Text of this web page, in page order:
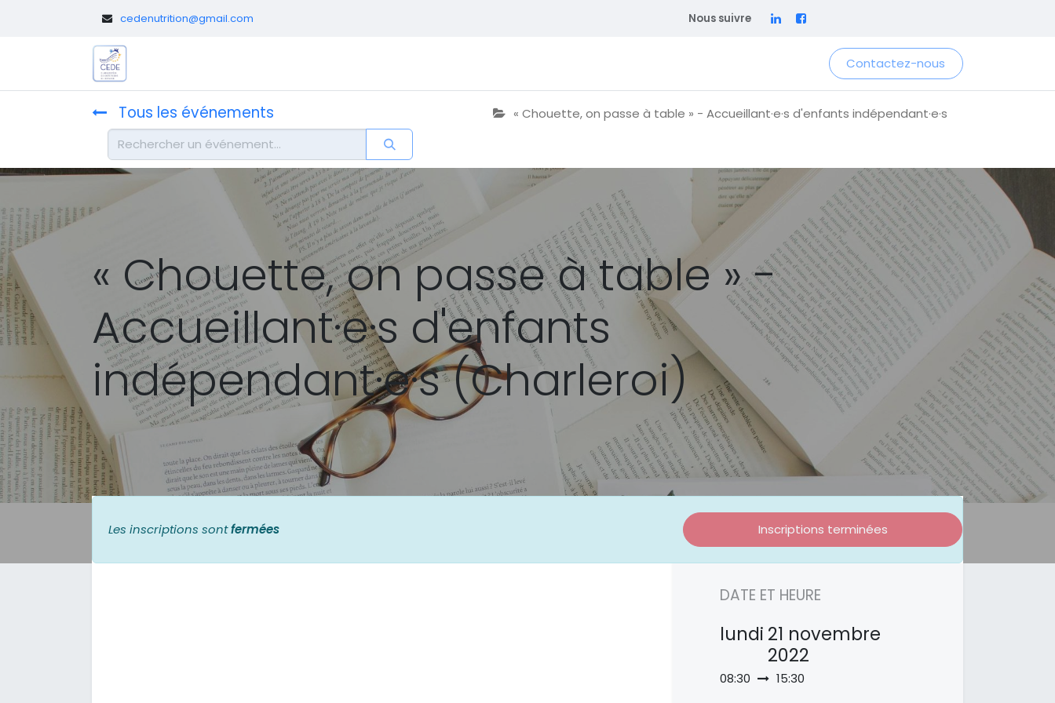
cedenutrition@gmail.com Nous suivre
Contactez-nous
Tous les événements « Chouette, on passe à table » - Accueillant·e·s d'enfants indépendant·e·s
« Chouette, on passe à table » -
Accueillant·e·s d'enfants
indépendant·e·s (Charleroi)
Les inscriptions sontfermées Inscriptions terminées
DATE ET HEURE
lundi 21 novembre
2022
08:30 15:30